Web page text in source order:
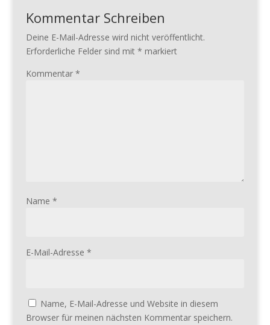
Kommentar Schreiben
Deine E-Mail-Adresse wird nicht veröffentlicht.
Erforderliche Felder sind mit * markiert
Kommentar *
Name *
E-Mail-Adresse *
Name, E-Mail-Adresse und Website in diesem
Browser für meinen nächsten Kommentar speichern.